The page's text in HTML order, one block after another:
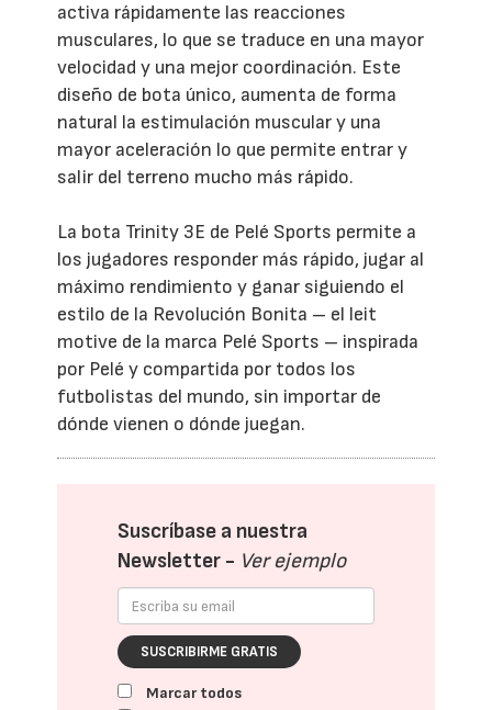
activa rápidamente las reacciones
musculares, lo que se traduce en una mayor
velocidad y una mejor coordinación. Este
diseño de bota único, aumenta de forma
natural la estimulación muscular y una
mayor aceleración lo que permite entrar y
salir del terreno mucho más rápido.
La bota Trinity 3E de Pelé Sports permite a
los jugadores responder más rápido, jugar al
máximo rendimiento y ganar siguiendo el
estilo de la Revolución Bonita – el leit
motive de la marca Pelé Sports – inspirada
por Pelé y compartida por todos los
futbolistas del mundo, sin importar de
dónde vienen o dónde juegan.
Suscríbase a nuestra
Newsletter - Ver ejemplo
SUSCRIBIRME GRATIS
Marcar todos